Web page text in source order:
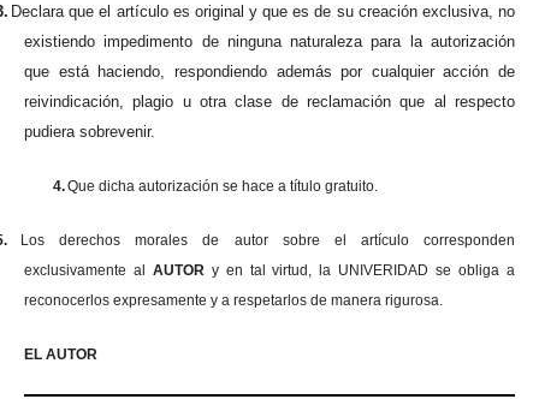
Declara que el artículo es original y que es de su creación exclusiva, no
existiendo impedimento de ninguna naturaleza para la autorización
que está haciendo, respondiendo además por cualquier acción de
reivindicación, plagio u otra clase de reclamación que al respecto
pudiera sobrevenir.
4.Que dicha autorización se hace a título gratuito.
Los derechos morales de autor sobre el artículo corresponden
exclusivamente al AUTOR y en tal virtud, la UNIVERIDAD se obliga a
reconocerlos expresamente y a respetarlos de manera rigurosa.
EL AUTOR